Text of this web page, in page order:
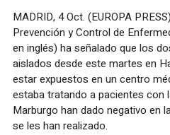
MADRID, 4 Oct. (EUROPA
Prevención y Control de
en inglés) ha señalado que los
aislados desde este martes en
estar expuestos en un centro
estaba tratando a pacientes con
Marburgo han dado negativo en
se les han realizado.